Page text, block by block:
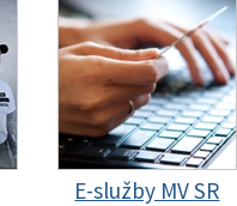
E-služby MV SR